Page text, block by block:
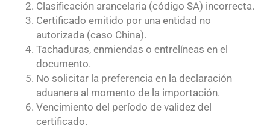
Clasificación arancelaria (código SA) incorrecta.
Certificado emitido por una entidad no
autorizada (caso China).
Tachaduras, enmiendas o entrelíneas en el
documento.
No solicitar la preferencia en la declaración
aduanera al momento de la importación.
Vencimiento del período de validez del
certificado.